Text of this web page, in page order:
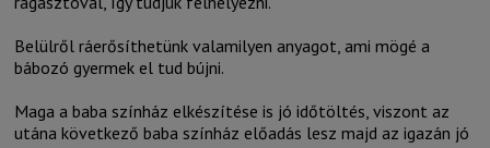
Belülről ráerősíthetünk valamilyen anyagot, ami mögé a
bábozó gyermek el tud bújni.
Maga a baba színház elkészítése is jó időtöltés, viszont az
utána következő baba színház előadás lesz majd az igazán jó